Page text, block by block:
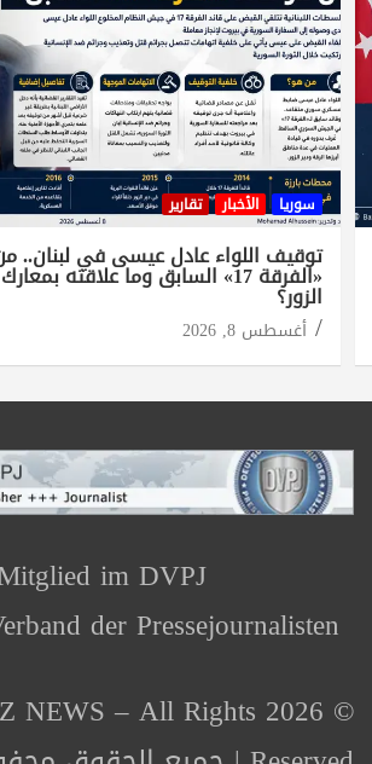
سوريا الأخبار تقارير
توقيف اللواء عادل عيسى في لبنان..
«الفرقة 17» السابق وما علاقته
الزور؟
أغسطس 8, 2026
im DVPJ
der Pressejournalisten
BAZ NEWS – All Rights